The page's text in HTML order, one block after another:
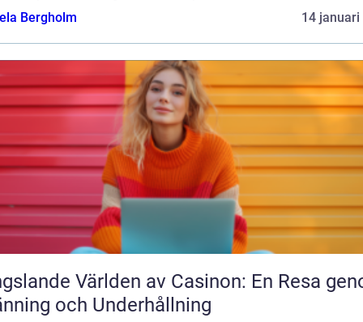
Bergholm
14 januari
Världen av Casinon: En Resa
och Underhållning